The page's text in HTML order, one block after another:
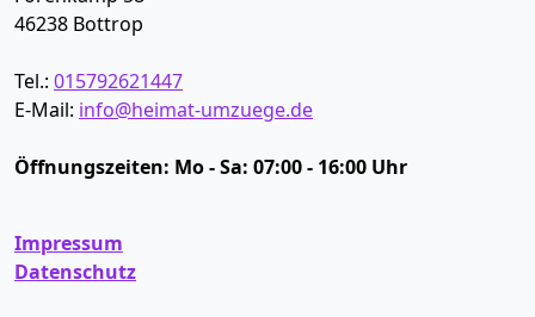
46238 Bottrop
Tel.: 015792621447
E-Mail: info@heimat-umzuege.de
Öffnungszeiten: Mo - Sa: 07:00 - 16:00 Uhr
Impressum
Datenschutz